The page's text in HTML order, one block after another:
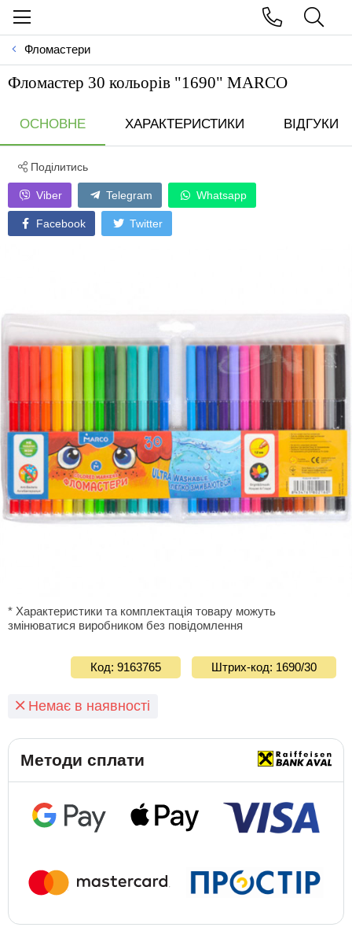
Фломастери
Фломастер 30 кольорів "1690" MARCO
ОСНОВНЕ ХАРАКТЕРИСТИКИ ВІДГУКИ
Поділитись
Viber Telegram Whatsapp
Facebook Twitter
* Характеристики та комплектація товару можуть
змінюватися виробником без повідомлення
Код: 9163765 Штрих-код: 1690/30
Немає в наявності
Методи сплати